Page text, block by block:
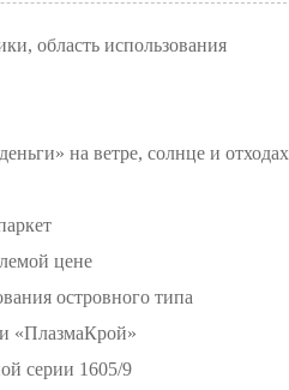
область использования
на ветре, солнце и отходах
цене
островного типа
«ПлазмаКрой»
серии 1605/9